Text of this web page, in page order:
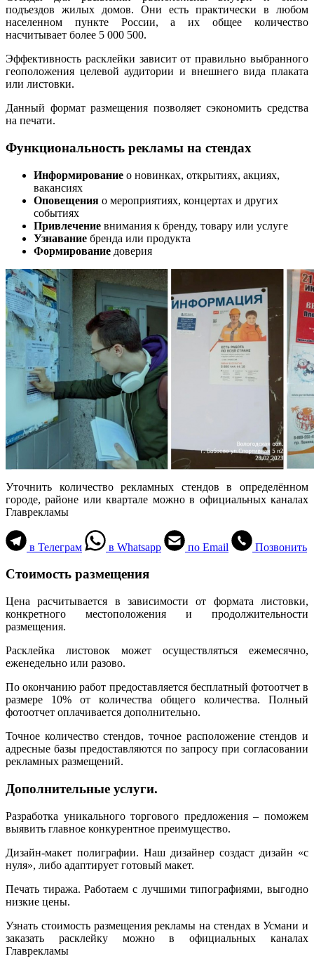
подъездов жилых домов. Они есть практически в любом
населенном пункте России, а их общее количество
насчитывает более 5 000 500.
Эффективность расклейки зависит от правильно выбранного
геоположения целевой аудитории и внешнего вида плаката
или листовки.
Данный формат размещения позволяет сэкономить средства
на печати.
Функциональность рекламы на стендах
Информирование о новинках, открытиях, акциях,
вакансиях
Оповещения о мероприятиях, концертах и других
событиях
Привлечение внимания к бренду, товару или услуге
Узнавание бренда или продукта
Формирование доверия
Уточнить количество рекламных стендов в определённом
городе, районе или квартале можно в официальных каналах
Главрекламы
в Телеграм в Whatsapp по Email Позвонить
Стоимость размещения
Цена расчитывается в зависимости от формата листовки,
конкретного местоположения и продолжительности
размещения.
Расклейка листовок может осуществляться ежемесячно,
еженедельно или разово.
По окончанию работ предоставляется бесплатный фотоотчет в
размере 10% от количества общего количества. Полный
фотоотчет оплачивается дополнительно.
Точное количество стендов, точное расположение стендов и
адресные базы предоставляются по запросу при согласовании
рекламных размещений.
Дополнительные услуги.
Разработка уникального торгового предложения – поможем
выявить главное конкурентное преимущество.
Дизайн-макет полиграфии. Наш дизайнер создаст дизайн «с
нуля», либо адаптирует готовый макет.
Печать тиража. Работаем с лучшими типографиями, выгодно
низкие цены.
Узнать стоимость размещения рекламы на стендах в Усмани и
заказать расклейку можно в официальных каналах
Главрекламы